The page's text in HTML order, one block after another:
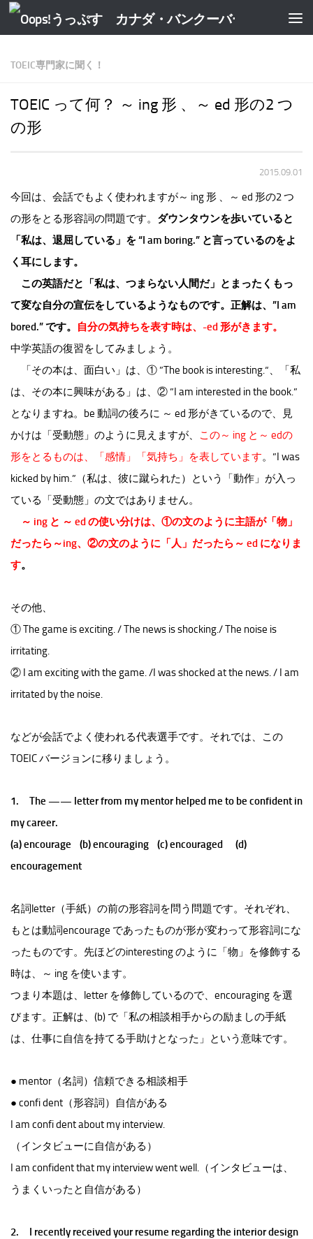
TOEIC専門家に聞く！
TOEIC って何？ ～ ing 形 、～ ed 形の2 つ
の形
2015.09.01
今回は、会話でもよく使われますが～ ing 形 、～ ed 形の2 つ
の形をとる形容詞の問題です。 ダウンタウンを歩いていると
「私は、退屈している」を “I am boring.” と言っているのをよ
く耳にします。
この英語だと「私は、つまらない人間だ」とまったくもっ
て変な自分の宣伝をしているようなものです。正解は、”I am
bored.” です。
自分の気持ちを表す時は、-ed 形がきます。
中学英語の復習をしてみましょう。
「その本は、面白い」は、① ”The book is interesting.“、「私
は、その本に興味がある」は、② ”I am interested in the book.”
となりますね。be 動詞の後ろに ～ ed 形がきているので、見
かけは「受動態」のように見えますが、
この～ ing と～ edの
形をとるものは、「感情」「気持ち」を表しています。”I was
kicked by him.”（私は、彼に蹴られた）という「動作」が入っ
ている「受動態」の文ではありません。
～ ing と ～ ed の使い分けは、①の文のように主語が「物」
だったら～ing、②の文のように「人」だったら～ ed になりま
す。
その他、
① The game is exciting. / The news is shocking./ The noise is
irritating.
② I am exciting with the game. /I was shocked at the news. / I am
irritated by the noise.
などが会話でよく使われる代表選手です。それでは、この
TOEIC バージョンに移りましょう。
1. The —— letter from my mentor helped me to be confident in
my career.
(a) encourage (b) encouraging (c) encouraged (d)
encouragement
名詞letter（手紙）の前の形容詞を問う問題です。それぞれ、
もとは動詞encourage であったものが形が変わって形容詞にな
ったものです。先ほどのinteresting のように「物」を修飾する
時は、～ ing を使います。
つまり本題は、letter を修飾しているので、encouraging を選
びます。正解は、(b) で「私の相談相手からの励ましの手紙
は、仕事に自信を持てる手助けとなった」という意味です。
● mentor（名詞）信頼できる相談相手
● confi dent（形容詞）自信がある
I am confi dent about my interview.
（インタビューに自信がある）
I am confident that my interview went well.（インタビューは、
うまくいったと自信がある）
2. I recently received your resume regarding the interior design